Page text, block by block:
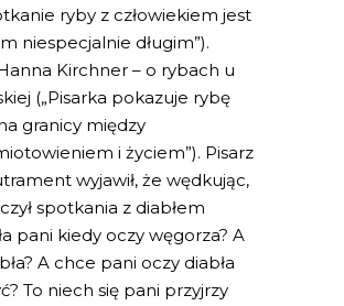
ryby z człowiekiem jest
niespecjalnie długim”).
Kirchner – o rybach u
(„Pisarka pokazuje rybę
granicy między
i życiem”). Pisarz
wyjawił, że wędkując,
spotkania z diabłem
pani kiedy oczy węgorza? A
A chce pani oczy diabła
To niech się pani przyjrzy